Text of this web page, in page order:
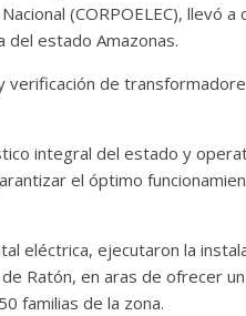
(CORPOELEC), llevó
del estado Amazonas.
verificación de
integral del estado y
el óptimo
eléctrica, ejecutaron la
Ratón, en aras de ofrecer
familias de la zona.